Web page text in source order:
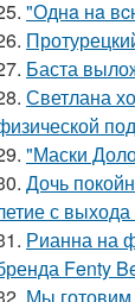
"Однa нa
Баста
Светлана
"Маски
Дочь
с
Рианна на
Fenty